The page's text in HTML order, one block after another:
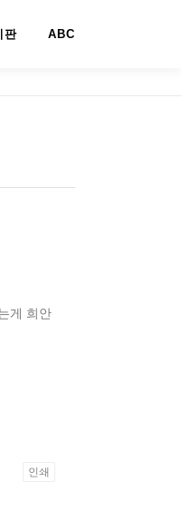
판 ABC
게 희안
인쇄